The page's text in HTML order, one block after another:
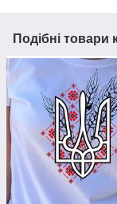
Подібні товари